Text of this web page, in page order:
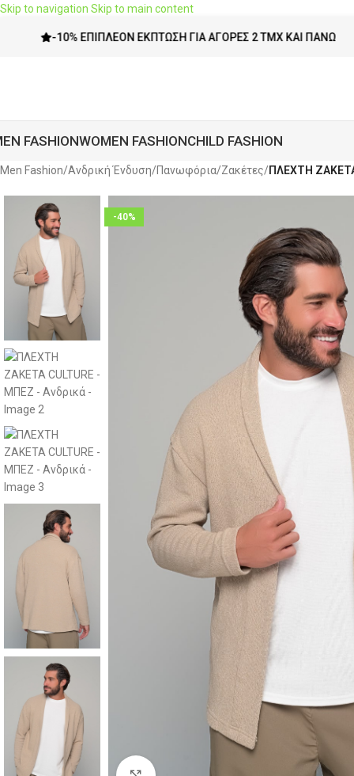
Skip to navigation Skip to main content
-10% ΕΠΙΠΛΈΟΝ ΈΚΠΤΩΣΗ ΓΙΑ ΑΓΟΡΈΣ 2 ΤΜΧ ΚΑΙ ΠΆΝΩ
FASHIONWOMEN FASHIONCHILD FASHION
Men Fashion/Ανδρική Ένδυση/Πανωφόρια/Ζακέτες/ΠΛΕΧΤΗ
-40%